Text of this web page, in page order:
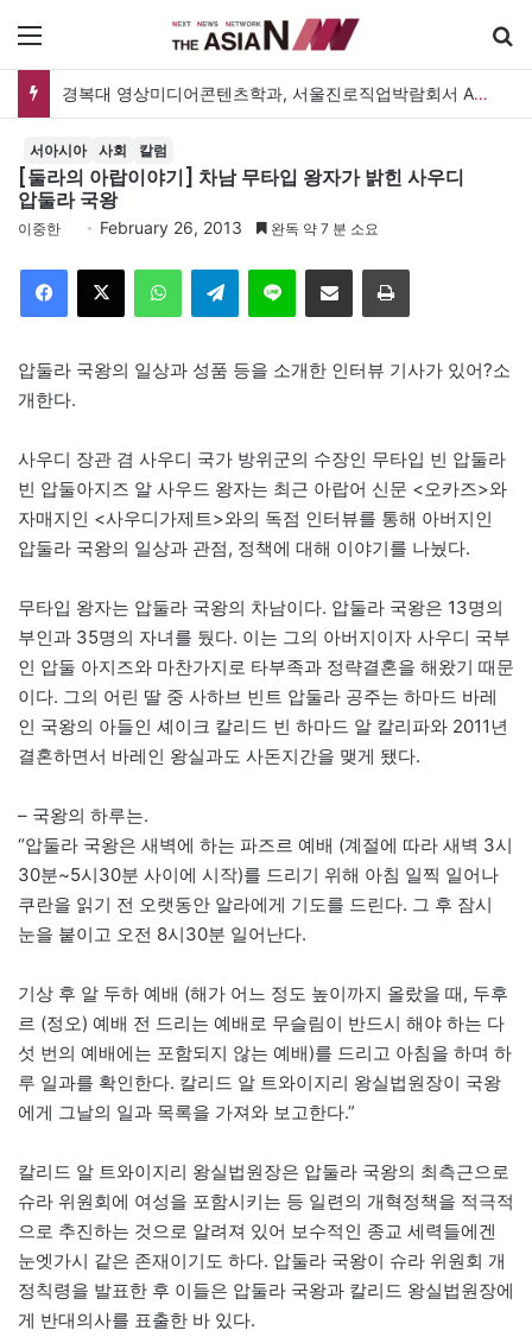
경복대 영상미디어콘텐츠학과, 서울진로직업박람회서 AI 체험 부스 운영
서아시아 사회 칼럼
[둘라의 아랍이야기] 차남 무타입 왕자가 밝힌 사우디
압둘라 국왕
이중한 February 26, 2013 완독 약 7 분 소요
Telegram 이메일
압둘라 국왕의 일상과 성품 등을 소개한 인터뷰 기사가 있어?소
개한다.
사우디 장관 겸 사우디 국가 방위군의 수장인 무타입 빈 압둘라
빈 압둘아지즈 알 사우드 왕자는 최근 아랍어 신문 <오카즈>와
자매지인 <사우디가제트>와의 독점 인터뷰를 통해 아버지인
압둘라 국왕의 일상과 관점, 정책에 대해 이야기를 나눴다.
무타입 왕자는 압둘라 국왕의 차남이다. 압둘라 국왕은 13명의
부인과 35명의 자녀를 뒀다. 이는 그의 아버지이자 사우디 국부
인 압둘 아지즈와 마찬가지로 타부족과 정략결혼을 해왔기 때문
이다. 그의 어린 딸 중 사하브 빈트 압둘라 공주는 하마드 바레
인 국왕의 아들인 셰이크 칼리드 빈 하마드 알 칼리파와 2011년
결혼하면서 바레인 왕실과도 사돈지간을 맺게 됐다.
– 국왕의 하루는.
“압둘라 국왕은 새벽에 하는 파즈르 예배 (계절에 따라 새벽 3시
30분~5시30분 사이에 시작)를 드리기 위해 아침 일찍 일어나
쿠란을 읽기 전 오랫동안 알라에게 기도를 드린다. 그 후 잠시
눈을 붙이고 오전 8시30분 일어난다.
기상 후 알 두하 예배 (해가 어느 정도 높이까지 올랐을 때, 두후
르 (정오) 예배 전 드리는 예배로 무슬림이 반드시 해야 하는 다
섯 번의 예배에는 포함되지 않는 예배)를 드리고 아침을 하며 하
루 일과를 확인한다. 칼리드 알 트와이지리 왕실법원장이 국왕
에게 그날의 일과 목록을 가져와 보고한다.”
칼리드 알 트와이지리 왕실법원장은 압둘라 국왕의 최측근으로
슈라 위원회에 여성을 포함시키는 등 일련의 개혁정책을 적극적
으로 추진하는 것으로 알려져 있어 보수적인 종교 세력들에겐
눈엣가시 같은 존재이기도 하다. 압둘라 국왕이 슈라 위원회 개
정칙령을 발표한 후 이들은 압둘라 국왕과 칼리드 왕실법원장에
게 반대의사를 표출한 바 있다.